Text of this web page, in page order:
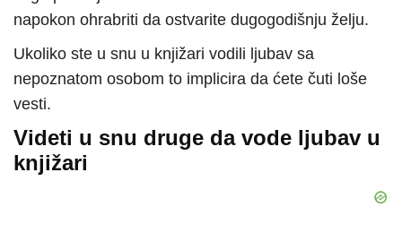
napokon ohrabriti da ostvarite dugogodišnju želju.
Ukoliko ste u snu u knjižari vodili ljubav sa
nepoznatom osobom to implicira da ćete čuti loše
vesti.
Videti u snu druge da vode ljubav u
knjižari